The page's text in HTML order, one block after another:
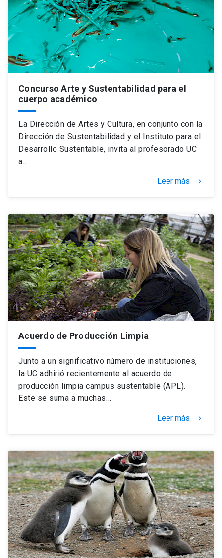
Concurso Arte y Sustentabilidad para el
cuerpo académico
La Dirección de Artes y Cultura, en conjunto con la
Dirección de Sustentabilidad y el Instituto para el
Desarrollo Sustentable, invita al profesorado UC
a…
Leer más keyboard_arrow_right
Acuerdo de Producción Limpia
Junto a un significativo número de instituciones,
la UC adhirió recientemente al acuerdo de
producción limpia campus sustentable (APL).
Este se suma a muchas…
Leer más keyboard_arrow_right